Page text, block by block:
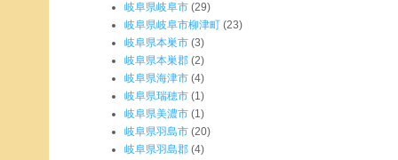
岐阜県岐阜市 (29)
岐阜県岐阜市柳津町 (23)
岐阜県本巣市 (3)
岐阜県本巣郡 (2)
岐阜県海津市 (4)
岐阜県瑞穂市 (1)
岐阜県美濃市 (1)
岐阜県羽島市 (20)
岐阜県羽島郡 (4)